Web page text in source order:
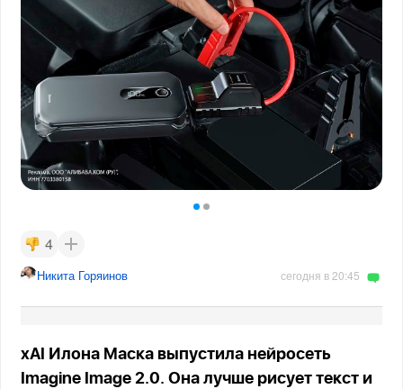
4
Никита Горяинов сегодня в 20:45
xAI Илона Маска выпустила нейросеть
Imagine Image 2.0. Она лучше рисует текст и